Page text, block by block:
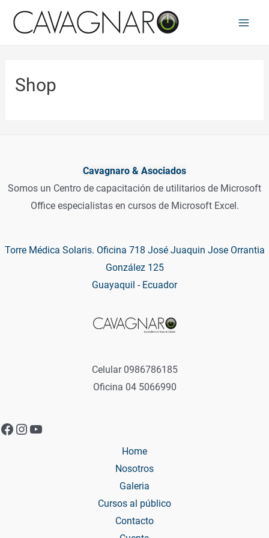
Shop
Cavagnaro & Asociados
Somos un Centro de capacitación de utilitarios de Microsoft
Office especialistas en cursos de Microsoft Excel.
Torre Médica Solaris. Oficina 718 José Juaquin Jose Orrantia
González 125
Guayaquil - Ecuador
Celular 0986786185
Oficina 04 5066990
Facebook
Instagram
YouTube
Home
Nosotros
Galeria
Cursos al público
Contacto